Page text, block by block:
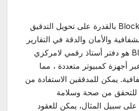
تتمتع تقنية Blockchain بالقدرة على تحويل التدقيق
والأمان والدقة في التقارير
المالية. Blockchain هو دفتر أستاذ رقمي لامركزي
أجهزة كمبيوتر متعددة ، مما
يمكن للمدققين الاستفادة من
تقنية blockchain للتحقق من صحة وسلامة
على سبيل المثال، يمكن للعقود